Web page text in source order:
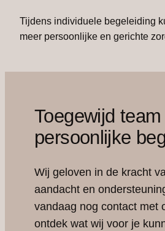
Tijdens individuele begeleiding
meer persoonlijke en gerichte
Toegewijd
persoonlijke
Wij geloven in de kracht
aandacht en
vandaag nog contact met
ontdek wat wij voor je